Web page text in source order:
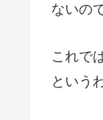
ないの
これで
という